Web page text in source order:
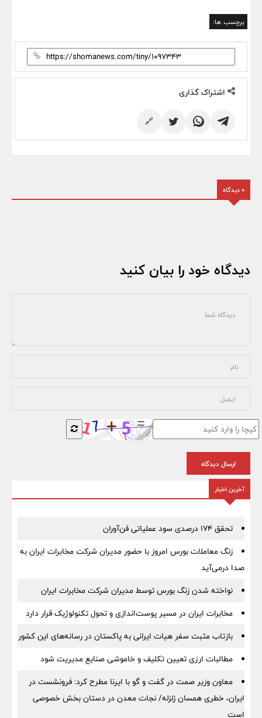
برچسب ها:
اشتراک گذاری
🔗
0 دیدگاه
دیدگاه خود را بیان کنید
ارسال دیدگاه
آخرین اخبار
تحقق ۱۷۴ درصدی سود عملیاتی فن‌آوران
زنگ معاملات بورس امروز با حضور مدیران شرکت مخابرات ایران به
صدا درمی‌آید
نواخته شدن زنگ بورس توسط مدیران شرکت مخابرات ایران
مخابرات ایران در مسیر پوست‌اندازی و تحول تکنولوژیک قرار دارد
بازتاب مثبت سفر هیات ایرانی به پاکستان در رسانه‌های این کشور
مطالبات ارزی تعیین تکلیف و خاموشی صنایع مدیریت شود
معاون وزیر صمت در گفت و گو با ایرنا مطرح کرد: فرونشست در
ایران، خطری همسان زلزله/ نجات معدن در دستان بخش خصوصی
است